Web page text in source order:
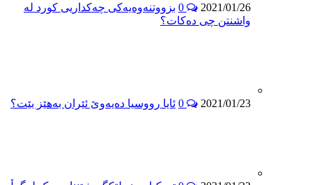
2021/01/26
بزووتنەوەیەکی چەکداریی کورد لە
واشنتن چی دەکات؟
2021/01/23 ئایا رووسیا ده‌یه‌وێ ئێران به‌هێز بێت؟